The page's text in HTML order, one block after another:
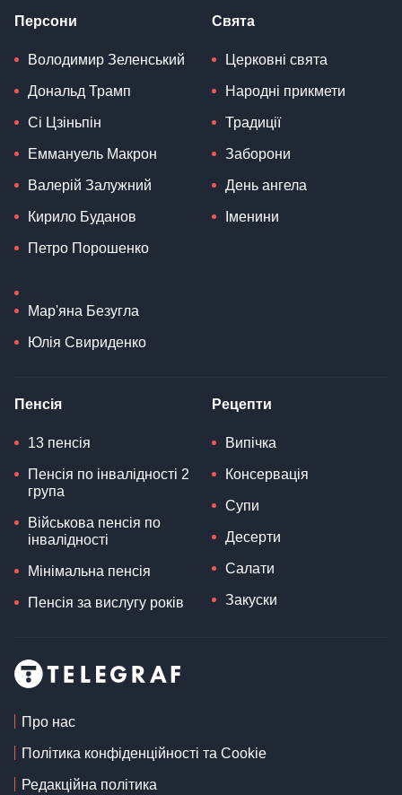
Персони
Володимир Зеленський
Дональд Трамп
Сі Цзіньпін
Еммануель Макрон
Валерій Залужний
Кирило Буданов
Петро Порошенко
Мар'яна Безугла
Юлія Свириденко
Свята
Церковні свята
Народні прикмети
Традиції
Заборони
День ангела
Іменини
Пенсія
13 пенсія
Пенсія по інвалідності 2
група
Військова пенсія по
інвалідності
Мінімальна пенсія
Пенсія за вислугу років
Рецепти
Випічка
Консервація
Супи
Десерти
Салати
Закуски
Про нас
Політика конфіденційності та Cookie
Редакційна політика